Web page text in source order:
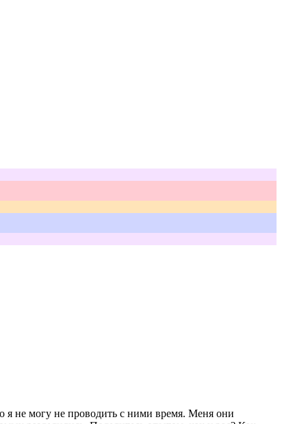
я не могу не проводить с ними время. Меня они